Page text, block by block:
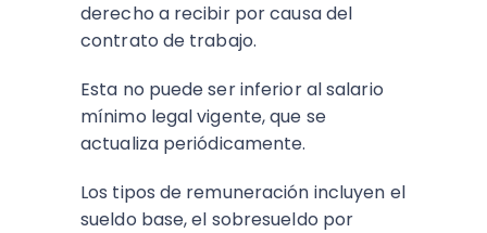
derecho a recibir por causa del
contrato de trabajo.
Esta no puede ser inferior al salario
mínimo legal vigente, que se
actualiza periódicamente.
Los tipos de remuneración incluyen el
sueldo base, el sobresueldo por